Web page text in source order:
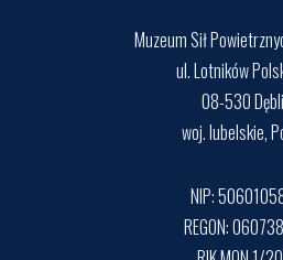
Muzeum Sił
ul. Lotników
08-530
woj. lubelskie,
NIP:
REGON: